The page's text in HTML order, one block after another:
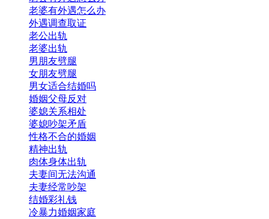
老婆有外遇怎么办
外遇调查取证
老公出轨
老婆出轨
男朋友劈腿
女朋友劈腿
男女适合结婚吗
婚姻父母反对
婆媳关系相处
婆媳吵架矛盾
性格不合的婚姻
精神出轨
肉体身体出轨
夫妻间无法沟通
夫妻经常吵架
结婚彩礼钱
冷暴力婚姻家庭